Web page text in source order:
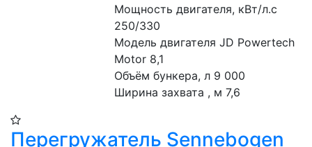
Мощность двигателя, кВт/л.с
250/330
Модель двигателя JD Powertech
Motor 8,1
Объём бункера, л 9 000
Ширина захвата , м 7,6
Перегружатель Sennebogen